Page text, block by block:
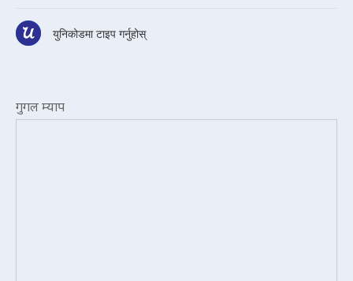
युनिकोडमा टाइप गर्नुहोस्
गुगल म्याप